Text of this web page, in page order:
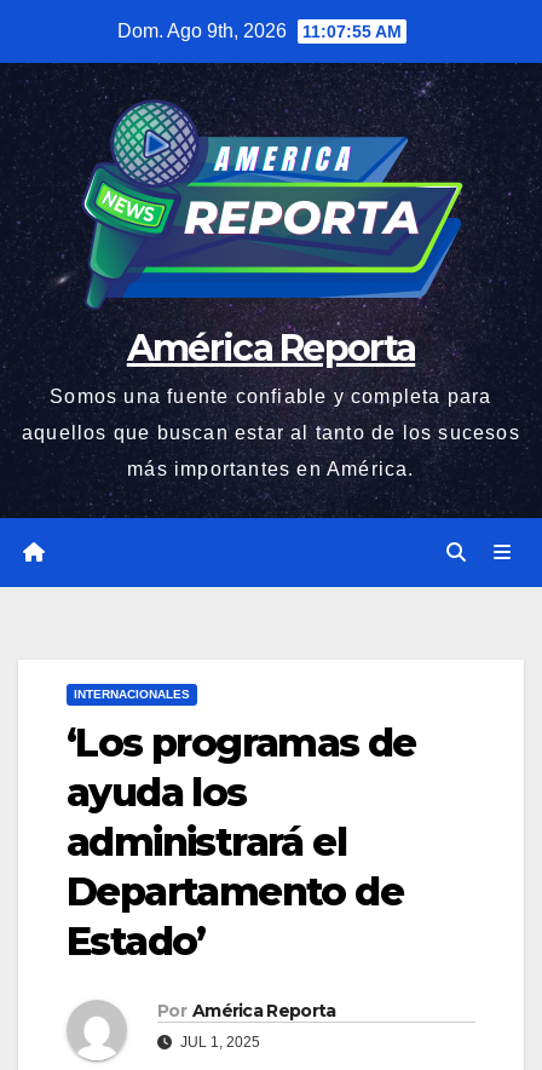
contenido
Dom. Ago 9th, 2026 11:07:56 AM
América Reporta
Somos una fuente confiable y completa para
aquellos que buscan estar al tanto de los sucesos
más importantes en América.
INTERNACIONALES
‘Los programas de
ayuda los
administrará el
Departamento de
Estado’
Por América Reporta
JUL 1, 2025